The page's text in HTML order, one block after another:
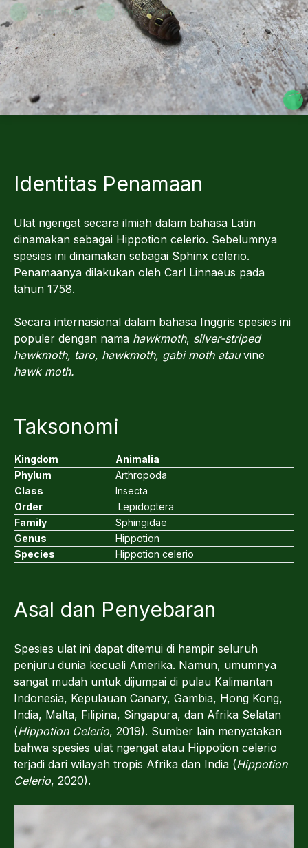
Identitas Penamaan
Ulat ngengat secara ilmiah dalam bahasa Latin
dinamakan sebagai Hippotion celerio. Sebelumnya
spesies ini dinamakan sebagai Sphinx celerio.
Penamaanya dilakukan oleh Carl Linnaeus pada
tahun 1758.
Secara internasional dalam bahasa Inggris spesies ini
populer dengan nama hawkmoth, silver-striped
hawkmoth, taro, hawkmoth, gabi moth atauvine
hawk moth.
Taksonomi
Kingdom
Animalia
Phylum
Arthropoda
Class
Insecta
Order
Lepidoptera
Family
Sphingidae
Genus
Hippotion
Species
Hippotion celerio
Asal dan Penyebaran
Spesies ulat ini dapat ditemui di hampir seluruh
penjuru dunia kecuali Amerika. Namun, umumnya
sangat mudah untuk dijumpai di pulau Kalimantan
Indonesia, Kepulauan Canary, Gambia, Hong Kong,
India, Malta, Filipina, Singapura, dan Afrika Selatan
(Hippotion Celerio, 2019). Sumber lain menyatakan
bahwa spesies ulat ngengat atau Hippotion celerio
terjadi dari wilayah tropis Afrika dan India (Hippotion
Celerio, 2020).